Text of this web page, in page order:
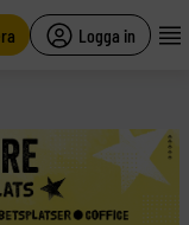
Logga in